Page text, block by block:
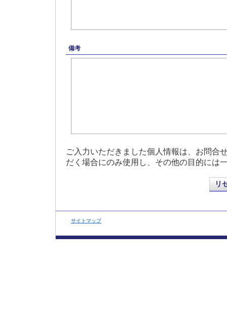
備考
ご入力いただきました個人情報は、お問合
だく場合にのみ使用し、その他の目的には
サイトマップ